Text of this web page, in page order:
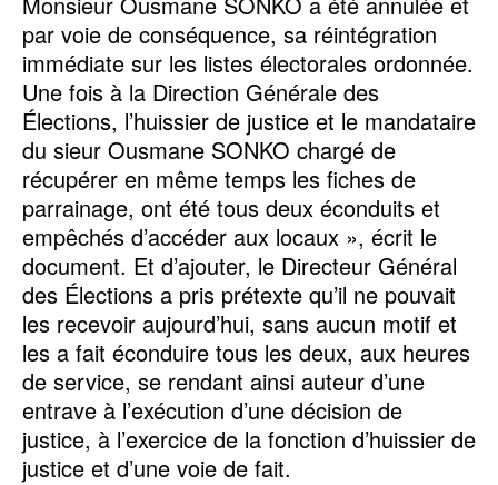
par voie de conséquence, sa réintégration
immédiate sur les listes électorales ordonnée.
Une fois à la Direction Générale des
Élections, l’huissier de justice et le mandataire
du sieur Ousmane SONKO chargé de
récupérer en même temps les fiches de
parrainage, ont été tous deux éconduits et
empêchés d’accéder aux locaux », écrit le
document. Et d’ajouter, le Directeur Général
des Élections a pris prétexte qu’il ne pouvait
les recevoir aujourd’hui, sans aucun motif et
les a fait éconduire tous les deux, aux heures
de service, se rendant ainsi auteur d’une
entrave à l’exécution d’une décision de
justice, à l’exercice de la fonction d’huissier de
justice et d’une voie de fait.